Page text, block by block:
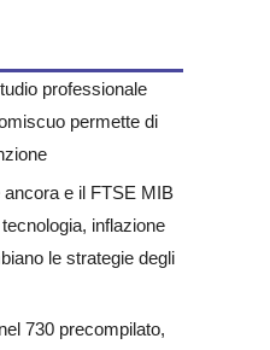
professionale
permette di
e il FTSE MIB
inflazione
le strategie degli
730 precompilato,